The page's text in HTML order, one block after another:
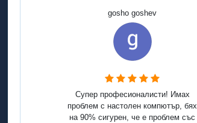
gosho goshev
Супер професионалисти! Имах
проблем с настолен компютър, бях
на 90% сигурен, че е проблем със